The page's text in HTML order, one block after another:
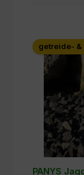
getreide- &
PANYS